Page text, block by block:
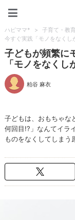
ハピママ* > 子育て・教育
今すぐ実践「モノをなくし
子どもが頻繁に
「モノをなく
粕谷 麻衣
子どもは、おもちゃな
何回目!?」なんてイラ
ものをなくしてしまう